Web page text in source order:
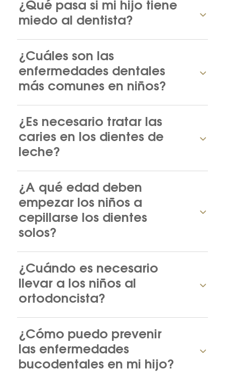
¿Qué pasa si mi hijo tiene
miedo al dentista?
¿Cuáles son las
enfermedades dentales
más comunes en niños?
¿Es necesario tratar las
caries en los dientes de
leche?
¿A qué edad deben
empezar los niños a
cepillarse los dientes
solos?
¿Cuándo es necesario
llevar a los niños al
ortodoncista?
¿Cómo puedo prevenir
las enfermedades
bucodentales en mi hijo?